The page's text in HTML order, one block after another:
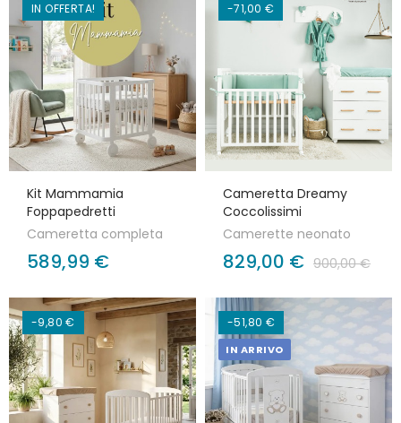
IN OFFERTA!
Kit Mammamia
Foppapedretti
Cameretta completa
589,99 €
-71,00 €
Cameretta Dreamy
Coccolissimi
Camerette neonato
829,00 € 900,00 €
-9,80 € -51,80 €
IN ARRIVO